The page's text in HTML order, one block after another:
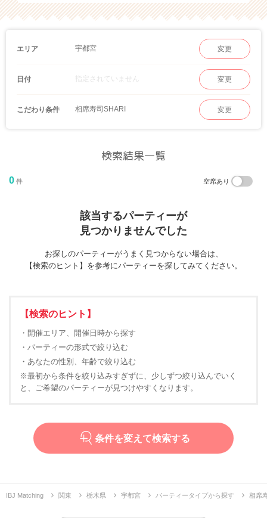
エリア 宇都宮 変更
日付 指定されていません 変更
こだわり条件 相席寿司SHARI 変更
検索結果一覧
0 件 空席あり
該当するパーティーが
見つかりませんでした
お探しのパーティーがうまく見つからない場合は、
【検索のヒント】を参考にパーティーを探してみてください。
【検索のヒント】
・開催エリア、開催日時から探す
・パーティーの形式で絞り込む
・あなたの性別、年齢で絞り込む
※最初から条件を絞り込みすぎずに、少しずつ絞り込んでいく
と、ご希望のパーティーが見つけやすくなります。
条件を変えて検索する
IBJ Matching 関東 栃木県 宇都宮 パーティータイプから探す 相席